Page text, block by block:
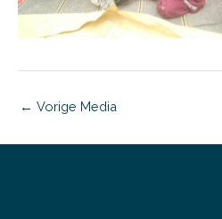
← Vorige Media